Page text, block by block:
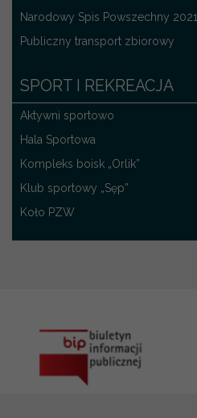
Narodowy Spis Powszechny 2021
Publiczny transport zbiorowy
SPORT I REKREACJA
Aktywni sportowo
Hala Sportowa
Kompleks boisk „Orlik”
Klub sportowy „Sęp”
Koło PZW